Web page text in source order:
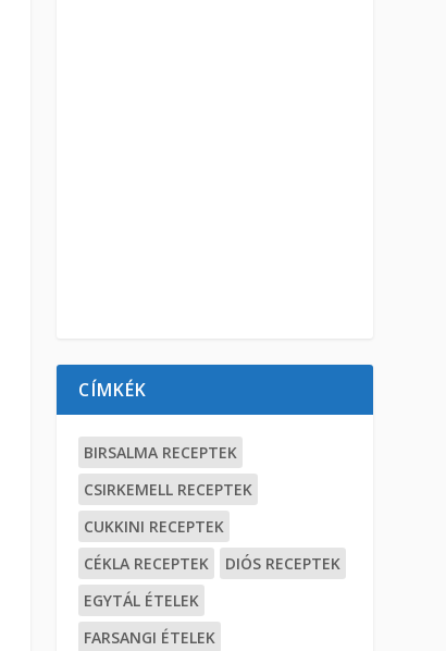
CÍMKÉK
BIRSALMA RECEPTEK
CSIRKEMELL RECEPTEK
CUKKINI RECEPTEK
CÉKLA RECEPTEK
DIÓS RECEPTEK
EGYTÁL ÉTELEK
FARSANGI ÉTELEK